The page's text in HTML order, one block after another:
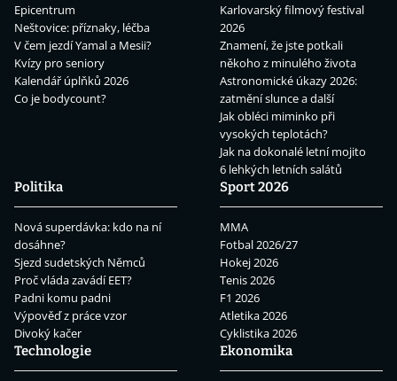
Epicentrum
Neštovice: příznaky, léčba
V čem jezdí Yamal a Mesii?
Kvízy pro seniory
Kalendář úplňků 2026
Co je bodycount?
Karlovarský filmový festival
2026
Znamení, že jste potkali
někoho z minulého života
Astronomické úkazy 2026:
zatmění slunce a další
Jak obléci miminko při
vysokých teplotách?
Jak na dokonalé letní mojito
6 lehkých letních salátů
Politika
Nová superdávka: kdo na ní
dosáhne?
Sjezd sudetských Němců
Proč vláda zavádí EET?
Padni komu padni
Výpověď z práce vzor
Divoký kačer
Sport 2026
MMA
Fotbal 2026/27
Hokej 2026
Tenis 2026
F1 2026
Atletika 2026
Cyklistika 2026
Technologie
Ekonomika